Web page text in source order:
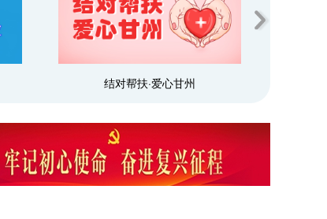
结对帮扶·爱心甘州